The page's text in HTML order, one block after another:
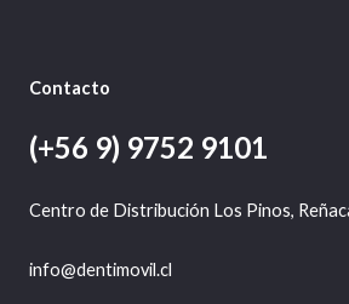
Contacto
(+56 9) 9752 9101
Centro de Distribución Los Pinos,
info@dentimovil.cl